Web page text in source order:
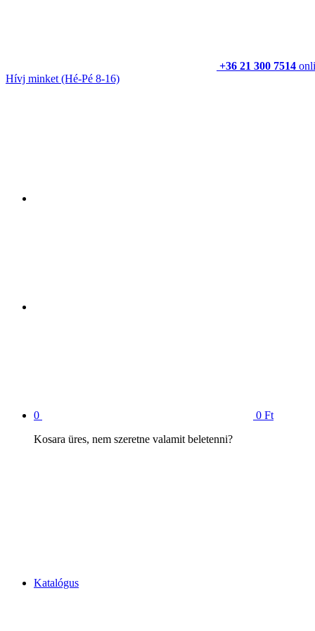
+36 21 300 7514
Hívj minket (Hé-Pé 8-16)
0
0 Ft
Kosara üres, nem szeretne valamit beletenni?
Katalógus